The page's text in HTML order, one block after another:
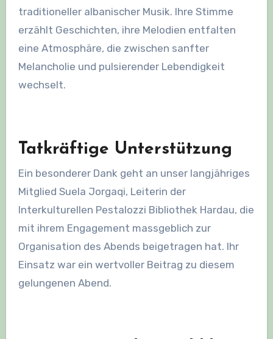
traditioneller albanischer Musik. Ihre Stimme
erzählt Geschichten, ihre Melodien entfalten
eine Atmosphäre, die zwischen sanfter
Melancholie und pulsierender Lebendigkeit
wechselt.
Tatkräftige Unterstützung
Ein besonderer Dank geht an unser langjähriges
Mitglied Suela Jorgaqi, Leiterin der
Interkulturellen Pestalozzi Bibliothek Hardau, die
mit ihrem Engagement massgeblich zur
Organisation des Abends beigetragen hat. Ihr
Einsatz war ein wertvoller Beitrag zu diesem
gelungenen Abend.